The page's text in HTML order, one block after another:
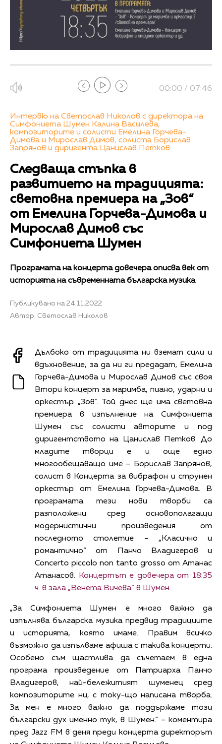
00:00 / 07:46
Интервю на Светослав Николов с директора на
Симфониета Шумен Калина Василева,
композиторите и солисти Емелина Горчева-
Димова и Мирослав Димов, солиста Борислав
Запрянов и диригента Цанислав Петков
Следваща стъпка в
развитието на традицията:
световна премиера на „Зов“
от Емелина Горчева-Димова и
Мирослав Димов със
Симфониета Шумен
Програмата на концерта довечера описва век от
историята на съвременната българска музика
Публикувано на 24.11.2022
Автор: Светослав Николов
Дълбоко от традицията ни вземат сили и
вдъхновение, за да ни ги предадат, Емелина
Горчева-Димова и Мирослав Димов със своя
Втори концерт за маримба, пиано, ударни и
оркестър „Зов“. Той днес ще има световна
премиера в изпълнение на Симфониета
Шумен със солисти авторите и под
диригентството на Цанислав Петков. До
младите творци е и още едно
многообещаващо име – Борислав Запрянов,
солист в Концерта за вибрафон и струнен
оркестър от Емелина Горчева-Димова. В
програмата тези нови творби са
разположени сред основополагащи
модернистични произведения от
последното столетие – „Класично и
романтично“ от Панчо Владигеров и
Concerto piccolo non tanto grosso от Атанас
Атанасов.
Концертът е довечера от 18:35
ч. в зала „Венета Вичева“ в Шумен.
„За Симфониета Шумен е много важно да
изпълнява българска музика предвид традициите
и историята, която имаме. Правим всичко
възможно да изпълваме афиша с такива концерти.
Особено съм щастлива да съчетаем в една
програма произведение от Патриарха Панчо
Владигеров, най-бележитият шуменец сред
композиторите ни, с току-що написана творба.
За мен е много важно да поддържаме този
български дух именно тук, в Шумен.“ – коментира
пред Jazz FM в деня преди концерта директорът